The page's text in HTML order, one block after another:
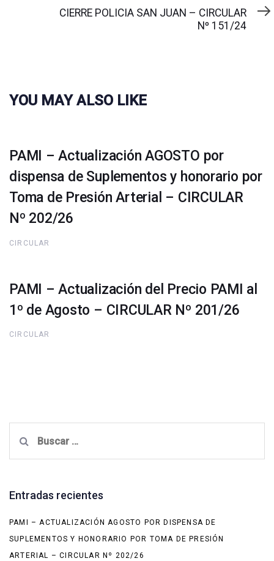
CIERRE POLICIA SAN JUAN – CIRCULAR
Nº 151/24
YOU MAY ALSO LIKE
PAMI – Actualización AGOSTO por
dispensa de Suplementos y honorario por
Toma de Presión Arterial – CIRCULAR
Nº 202/26
CIRCULAR
PAMI – Actualización del Precio PAMI al
1º de Agosto – CIRCULAR Nº 201/26
CIRCULAR
Entradas recientes
PAMI – ACTUALIZACIÓN AGOSTO POR DISPENSA DE
SUPLEMENTOS Y HONORARIO POR TOMA DE PRESIÓN
ARTERIAL – CIRCULAR Nº 202/26